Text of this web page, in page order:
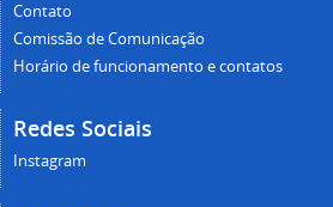
Contato
Comissão de Comunicação
Horário de funcionamento e contatos
Redes Sociais
Instagram